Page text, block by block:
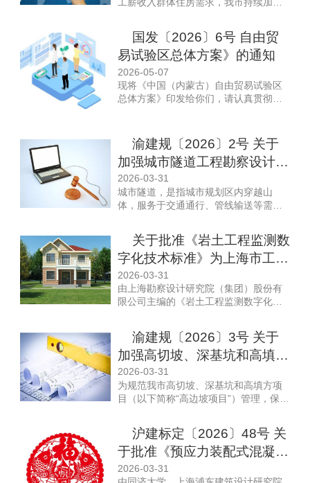
日，我市沙坪坝区、北碚区、巫溪县等
区县集中推出一批优质配售型保障性住
房项目，项目户型丰富、价格亲民、配
套齐全，为广大市民提供多元安居选
择，稳稳托起重庆市民的安居梦想。
国发〔2026〕6号 自由贸
易试验区总体方案》的通知
2026-05-07
现将《中国（内蒙古）自由贸易试验区
总体方案》印发给你们，请认真贯彻执
渝建规〔2026〕2号 关于
加强城市隧道工程勘察设计管
理的通知
2026-03-31
城市隧道，是指城市规划区内穿越山
体，服务于交通通行、管线输送等需求
路隧道、轨道交通隧道、干支线综合管
廊等。为提高城市隧道工程勘察设计质
量，提升城市隧道工程安全韧性水平，
助力安全可靠的韧性城市建设，根据
《建设工程勘察设计管理条例》《重庆
市建设工程勘察设计管理条例》等有关
关于批准《岩土工程监测数
字化技术标准》为上海市工程
建设规范的通知
2026-03-31
由上海勘察设计研究院（集团）股份有
限公司主编的《岩土工程监测数字化技
市工程建设规范,统一编号为DG/TJ08-
2490-2026，自2026年8月1日起实施。
渝建规〔2026〕3号 关于
加强高切坡、深基坑和高填方
项目勘察设计管理的通知
2026-03-31
为规范我市高切坡、深基坑和高填方项
目（以下简称“高边坡项目”）管理，保障
察设计管理条例》《重庆市建设工程勘
察设计管理条例》等有关规定，现就加
强高边坡项目勘察设计管理通知如下：
沪建标定〔2026〕48号 关
于批准《预应力装配式混凝土
框架结构技术标准》为上海市
2026-03-31